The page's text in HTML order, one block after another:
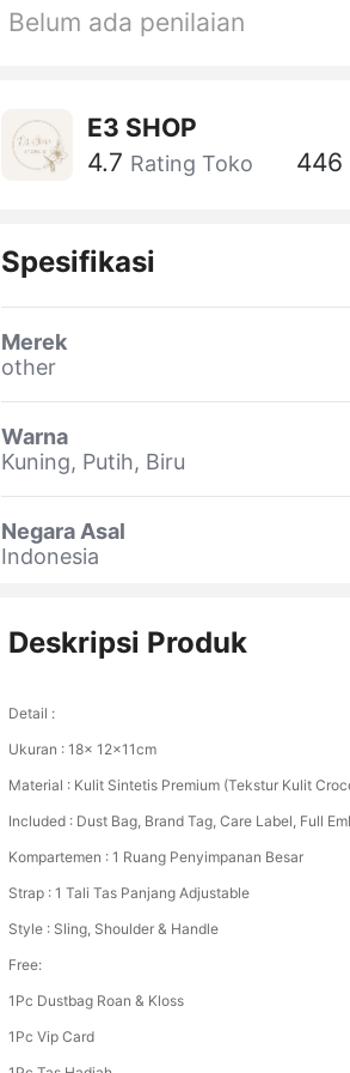
Belum ada penilaian
E3 SHOP
4.7 Rating Toko 446
Spesifikasi
Merek
other
Warna
Kuning, Putih, Biru
Negara Asal
Indonesia
Deskripsi Produk
Detail :
Ukuran : 18x 12x11cm
Material : Kulit Sintetis Premium (Tekstur Kulit
Included : Dust Bag, Brand Tag, Care Label, Full
Kompartemen : 1 Ruang Penyimpanan Besar
Strap : 1 Tali Tas Panjang Adjustable
Style : Sling, Shoulder & Handle
Free:
1Pc Dustbag Roan & Kloss
1Pc Vip Card